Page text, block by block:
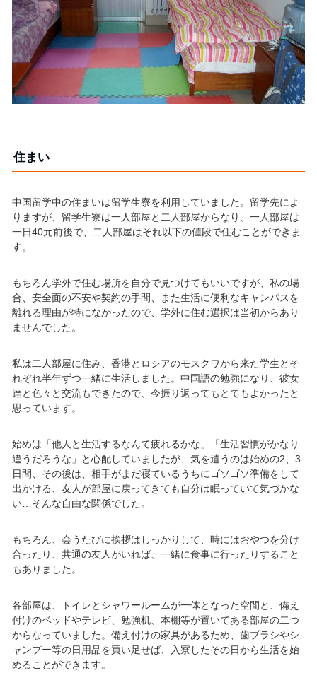
住まい
中国留学中の住まいは留学生寮を利用していました。留学先によ
りますが、留学生寮は一人部屋と二人部屋からなり、一人部屋は
一日40元前後で、二人部屋はそれ以下の値段で住むことができま
す。
もちろん学外で住む場所を自分で見つけてもいいですが、私の場
合、安全面の不安や契約の手間、また生活に便利なキャンパスを
離れる理由が特になかったので、学外に住む選択は当初からあり
ませんでした。
私は二人部屋に住み、香港とロシアのモスクワから来た学生とそ
れぞれ半年ずつ一緒に生活しました。中国語の勉強になり、彼女
達と色々と交流もできたので、今振り返ってもとてもよかったと
思っています。
始めは「他人と生活するなんて疲れるかな」「生活習慣がかなり
違うだろうな」と心配していましたが、気を遣うのは始めの2、3
日間、その後は、相手がまだ寝ているうちにゴソゴソ準備をして
出かける、友人が部屋に戻ってきても自分は眠っていて気づかな
い…そんな自由な関係でした。
もちろん、会うたびに挨拶はしっかりして、時にはおやつを分け
合ったり、共通の友人がいれば、一緒に食事に行ったりすること
もありました。
各部屋は、トイレとシャワールームが一体となった空間と、備え
付けのベッドやテレビ、勉強机、本棚等が置いてある部屋の二つ
からなっていました。備え付けの家具があるため、歯ブラシやシ
ャンプー等の日用品を買い足せば、入寮したその日から生活を始
めることができます。